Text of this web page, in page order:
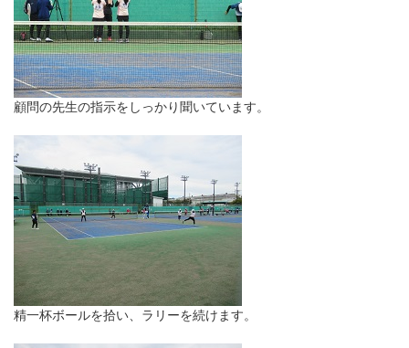
顧問の先生の指示をしっかり聞いています。
精一杯ボールを拾い、ラリーを続けます。